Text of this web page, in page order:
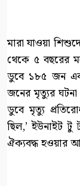
মারা যাওয়া
থেকে ৫ বছরের
ডুবে ১৮৫ জন
জনের মৃত্যুর ঘটনা
ডুবে মৃত্যু
ছিল,’ ইউনাইট
ঐক্যবদ্ধ হওয়ার